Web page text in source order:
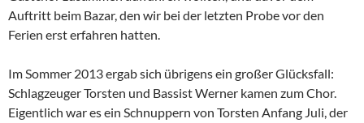
Auftritt beim Bazar, den wir bei der letzten Probe vor den
Ferien erst erfahren hatten.
Im Sommer 2013 ergab sich übrigens ein großer Glücksfall:
Schlagzeuger Torsten und Bassist Werner kamen zum Chor.
Eigentlich war es ein Schnuppern von Torsten Anfang Juli, der